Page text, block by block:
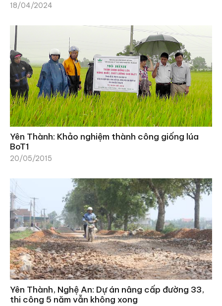
18/04/2024
Yên Thành: Khảo nghiệm thành công giống lúa
BoT1
20/05/2015
Yên Thành, Nghệ An: Dự án nâng cấp đường 33,
thi công 5 năm vẫn không xong